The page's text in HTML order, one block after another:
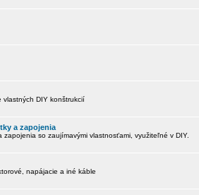
vlastných DIY konštrukcií
a zapojenia
zapojenia so zaujímavými vlastnosťami, využiteľné v DIY.
napájacie a iné káble